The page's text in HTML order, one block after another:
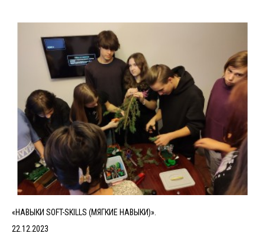
«НАВЫКИ SOFT-SKILLS (МЯГКИЕ НАВЫКИ)».
22.12.2023